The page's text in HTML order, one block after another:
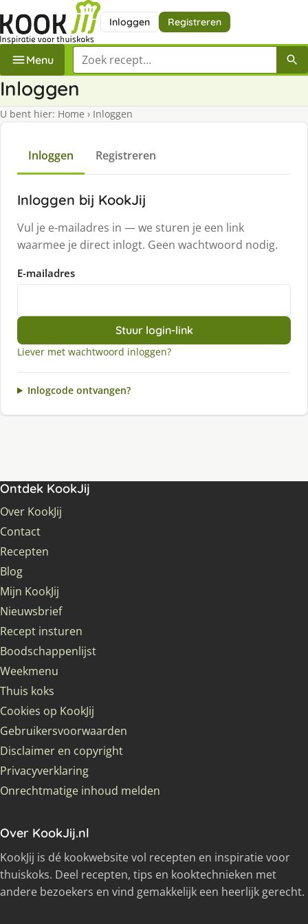
Inloggen Registreren
Menu Zoek een recept
Inloggen
U bent hier: Home › Inloggen
Inloggen Registreren
Inloggen bij KookJij
Vul je e-mailadres in — we sturen je een link
waarmee je direct inlogt. Geen wachtwoord nodig.
E-mailadres
Stuur login-link
Liever met wachtwoord inloggen?
Inlogcode ontvangen?
Ontdek KookJij
Over KookJij
Contact
Recepten
Blog
Mijn KookJij
Nieuwsbrief
Recept insturen
Boodschappenlijst
Weekmenu
Thuis koks
Cookies op KookJij
Gebruikersvoorwaarden
Disclaimer en copyright
Privacyverklaring
Onrechtmatige inhoud melden
Over KookJij.nl
KookJij is dé kookwebsite vol recepten en inspiratie voor
thuiskoks. Deel recepten, tips en kooktechnieken met
andere bezoekers en vind gemakkelijk een heerlijk gerecht.